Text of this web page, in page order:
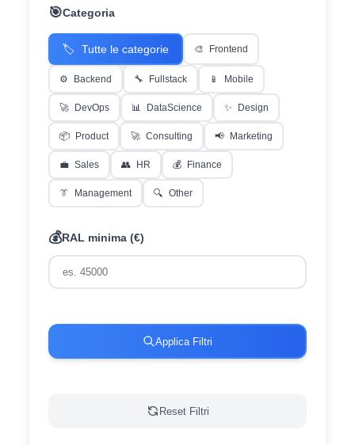
🎯Categoria
🏷️ Tutte le categorie 🎨 Frontend
⚙️ Backend 🔧 Fullstack 📱 Mobile
🚀 DevOps 📊 DataScience ✨ Design
📦 Product 🚀 Consulting 📢 Marketing
💼 Sales 👥 HR 💰 Finance
👔 Management 🔍 Other
💰RAL minima (€)
Applica Filtri
Reset Filtri